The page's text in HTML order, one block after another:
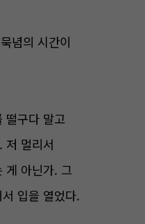
념의 시간이
떨구다 말고
저 멀리서
게 아닌가. 그
입을 열었다.